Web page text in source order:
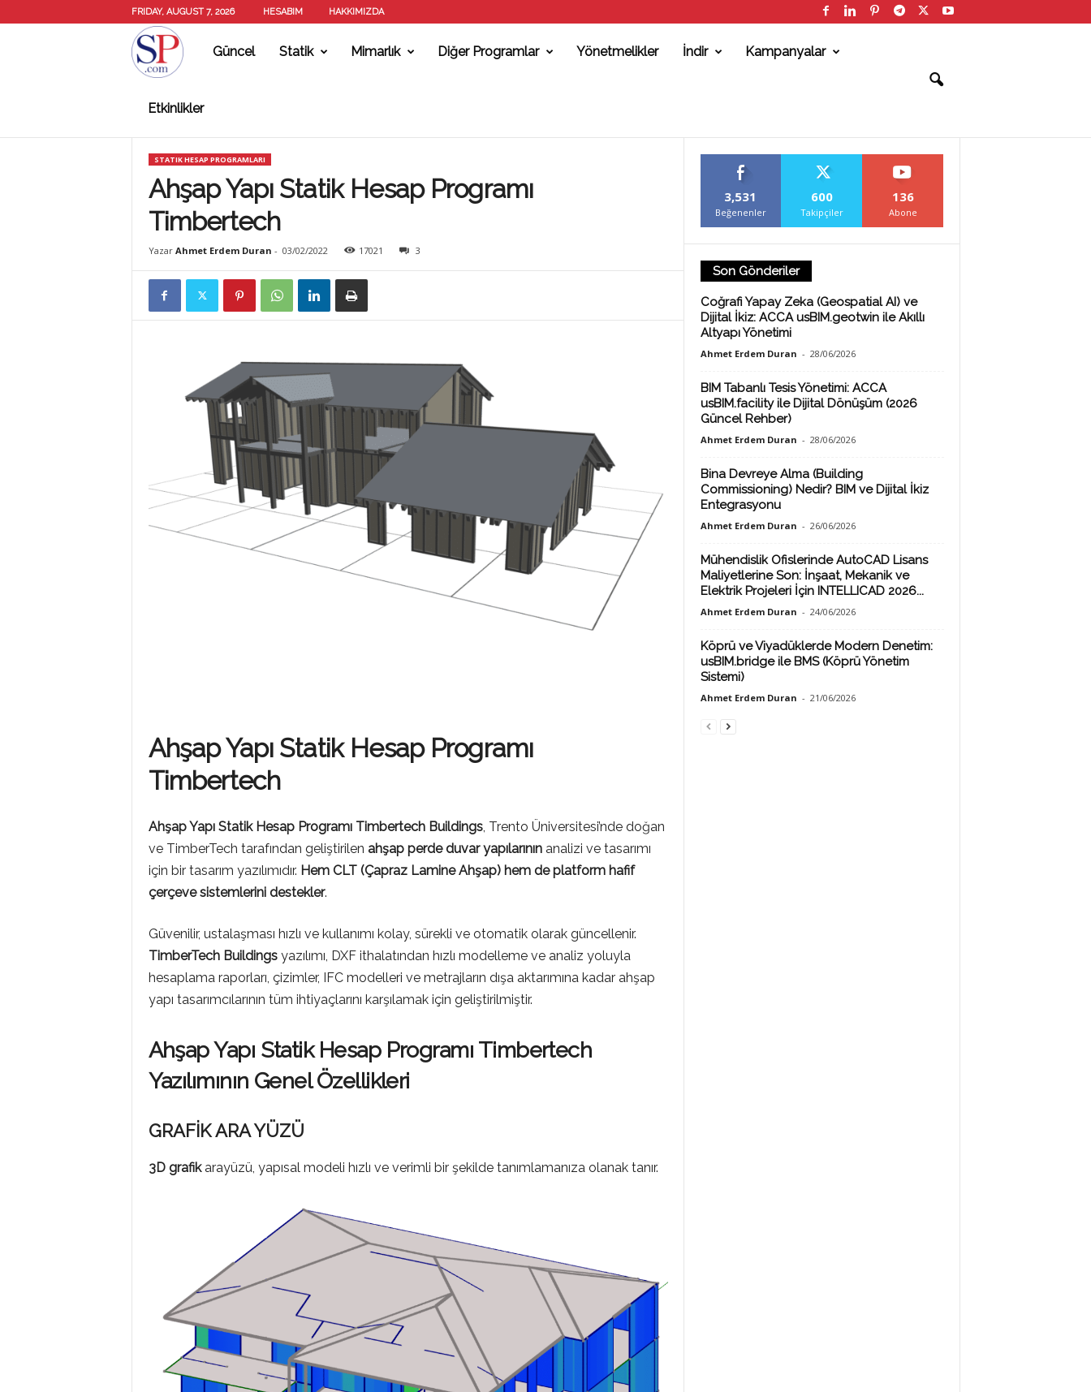
FRIDAY, AUGUST 7, 2026 HESABIM HAKKIMIZDA
T
A
T
İ
P
L
A
Güncel Statik Mimarlık Diğer Programlar Yönetmelikler İndir Kampanyalar
Etkinlikler
STATIK HESAP PROGRAMLARI
Ahşap Yapı Statik Hesap Programı
Timbertech
Yazar Ahmet Erdem Duran - 03/02/2022 17021 3
Ahşap Yapı Statik Hesap Programı
Timbertech
Ahşap Yapı Statik Hesap Programı Timbertech Buildings, Trento Üniversitesi’nde doğan
ve TimberTech tarafından geliştirilen ahşap perde duvar yapılarınınanalizi ve tasarımı
için bir tasarım yazılımıdır. Hem CLT (Çapraz Lamine Ahşap) hem de platform hafif
çerçeve sistemlerini destekler.
Güvenilir, ustalaşması hızlı ve kullanımı kolay, sürekli ve otomatik olarak güncellenir.
TimberTech Buildings yazılımı, DXF ithalatından hızlı modelleme ve analiz yoluyla
hesaplama raporları, çizimler, IFC modelleri ve metrajların dışa aktarımına kadar ahşap
yapı tasarımcılarının tüm ihtiyaçlarını karşılamak için geliştirilmiştir.
Ahşap Yapı Statik Hesap Programı Timbertech
Yazılımının Genel Özellikleri
GRAFİK ARA YÜZÜ
3D grafikarayüzü, yapısal modeli hızlı ve verimli bir şekilde tanımlamanıza olanak tanır.
3,531
Beğenenler
600
Takipçiler
136
Abone
Son Gönderiler
Coğrafi Yapay Zeka (Geospatial AI) ve
Dijital İkiz: ACCA usBIM.geotwin ile Akıllı
Altyapı Yönetimi
Ahmet Erdem Duran - 28/06/2026
BIM Tabanlı Tesis Yönetimi: ACCA
usBIM.facility ile Dijital Dönüşüm (2026
Güncel Rehber)
Ahmet Erdem Duran - 28/06/2026
Bina Devreye Alma (Building
Commissioning) Nedir? BIM ve Dijital İkiz
Entegrasyonu
Ahmet Erdem Duran - 26/06/2026
Mühendislik Ofislerinde AutoCAD Lisans
Maliyetlerine Son: İnşaat, Mekanik ve
Elektrik Projeleri İçin INTELLICAD 2026...
Ahmet Erdem Duran - 24/06/2026
Köprü ve Viyadüklerde Modern Denetim:
usBIM.bridge ile BMS (Köprü Yönetim
Sistemi)
Ahmet Erdem Duran - 21/06/2026